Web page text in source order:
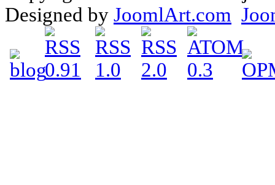
Designed by JoomlArt.com